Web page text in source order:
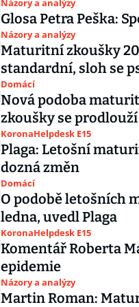
Názory a analýzy
Glosa Petra Peška:
Názory a analýzy
Maturitní zkoušky
standardní, sloh se
Domácí
Nová podoba
zkoušky se
KoronaHelpdesk E15
Plaga: Letošní
dozná změn
Domácí
O podobě letošních
ledna, uvedl Plaga
KoronaHelpdesk E15
Komentář Roberta
epidemie
Názory a analýzy
Martin Roman: